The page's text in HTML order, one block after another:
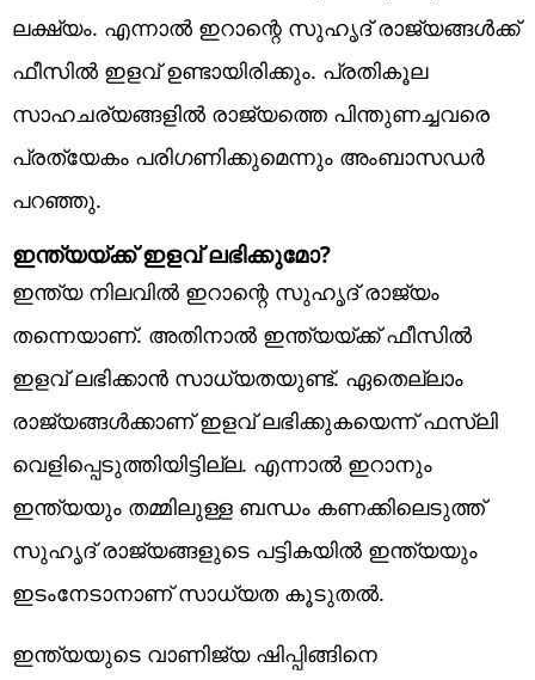
ലക്ഷ്യം. എന്നാല്‍ ഇറാന്റെ സുഹൃദ് രാജ്യങ്ങള്‍ക്ക്
ഫീസില്‍ ഇളവ് ഉണ്ടായിരിക്കും. പ്രതികൂല
സാഹചര്യങ്ങളില്‍ രാജ്യത്തെ പിന്തുണച്ചവരെ
പ്രത്യേകം പരിഗണിക്കുമെന്നും അംബാസഡര്‍
പറഞ്ഞു.
ഇന്ത്യയ്ക്ക് ഇളവ് ലഭിക്കുമോ?
ഇന്ത്യ നിലവില്‍ ഇറാന്റെ സുഹൃദ് രാജ്യം
തന്നെയാണ്. അതിനാല്‍ ഇന്ത്യയ്ക്ക് ഫീസില്‍
ഇളവ് ലഭിക്കാന്‍ സാധ്യതയുണ്ട്. ഏതെല്ലാം
രാജ്യങ്ങള്‍ക്കാണ് ഇളവ് ലഭിക്കുകയെന്ന് ഫസ്ലി
വെളിപ്പെടുത്തിയിട്ടില്ല. എന്നാല്‍ ഇറാനും
ഇന്ത്യയും തമ്മിലുള്ള ബന്ധം കണക്കിലെടുത്ത്
സുഹൃദ് രാജ്യങ്ങളുടെ പട്ടികയില്‍ ഇന്ത്യയും
ഇടംനേടാനാണ് സാധ്യത കൂടുതല്‍.
ഇന്ത്യയുടെ വാണിജ്യ ഷിപ്പിങ്ങിനെ